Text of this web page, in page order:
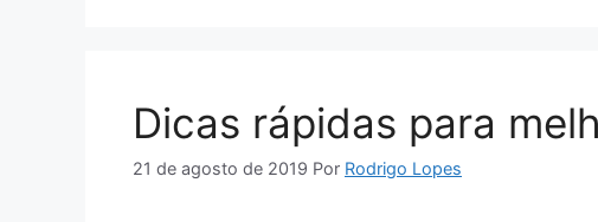
Dicas rápidas para
21 de agosto de 2019 Por Rodrigo Lopes